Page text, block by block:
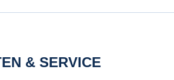
& SERVICE